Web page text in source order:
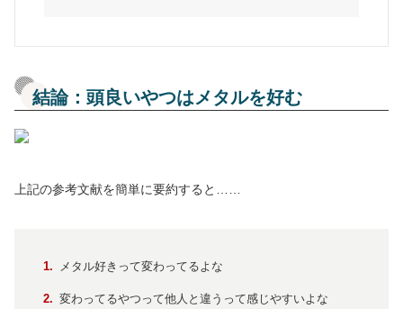
結論：頭良いやつはメタルを好む
上記の参考文献を簡単に要約すると……
メタル好きって変わってるよな
変わってるやつって他人と違うって感じやすいよな